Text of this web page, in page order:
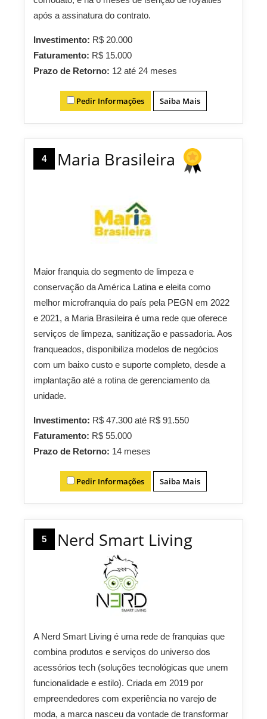
após a assinatura do contrato.
Investimento: R$ 20.000
Faturamento: R$ 15.000
Prazo de Retorno: 12 até 24 meses
Pedir Informações Saiba Mais
4 Maria Brasileira
Maior franquia do segmento de limpeza e
conservação da América Latina e eleita como
melhor microfranquia do país pela PEGN em 2022
e 2021, a Maria Brasileira é uma rede que oferece
serviços de limpeza, sanitização e passadoria. Aos
franqueados, disponibiliza modelos de negócios
com um baixo custo e suporte completo, desde a
implantação até a rotina de gerenciamento da
unidade.
Investimento: R$ 47.300 até R$ 91.550
Faturamento: R$ 55.000
Prazo de Retorno: 14 meses
Pedir Informações Saiba Mais
5 Nerd Smart Living
A Nerd Smart Living é uma rede de franquias que
combina produtos e serviços do universo dos
acessórios tech (soluções tecnológicas que unem
funcionalidade e estilo). Criada em 2019 por
empreendedores com experiência no varejo de
moda, a marca nasceu da vontade de transformar